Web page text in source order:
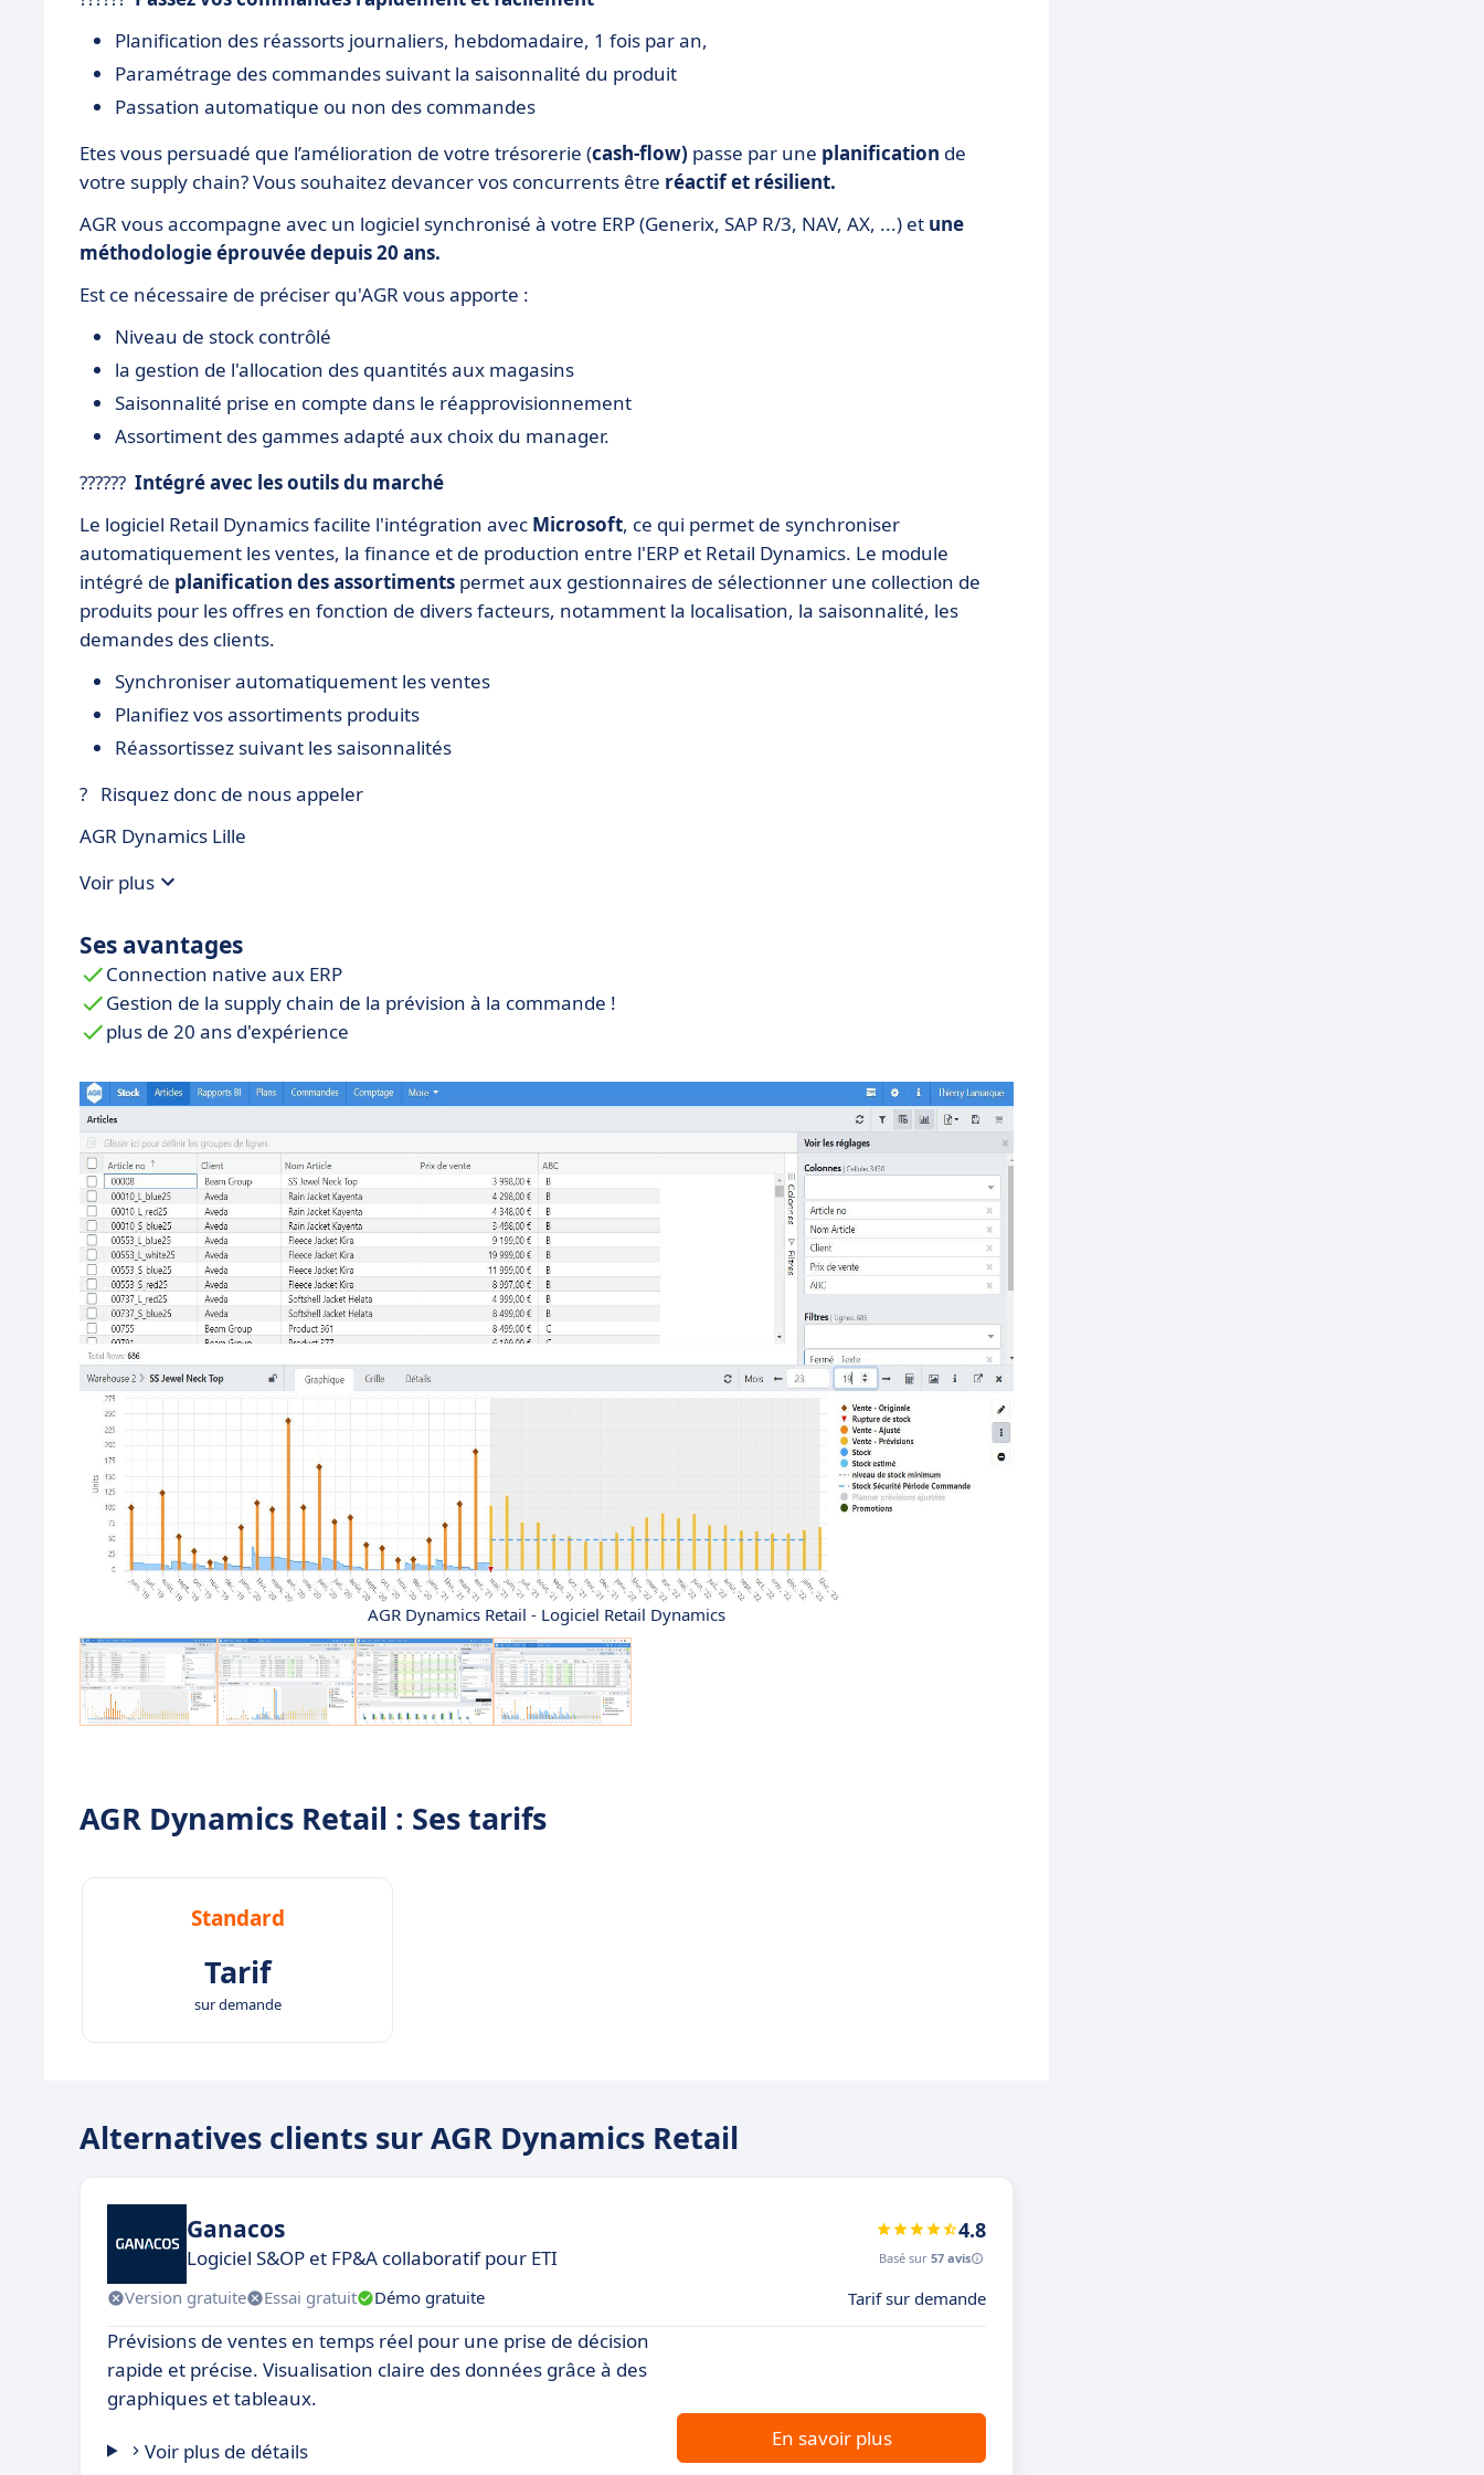
Planification des réassorts journaliers, hebdomadaire, 1 fois par an,
Paramétrage des commandes suivant la saisonnalité du produit
Passation automatique ou non des commandes
Etes vous persuadé que l’amélioration de votre trésorerie (cash-flow) passe par une planification de
votre supply chain? Vous souhaitez devancer vos concurrents être réactif et résilient.
AGR vous accompagne avec un logiciel synchronisé à votre ERP (Generix, SAP R/3, NAV, AX, ...) et une
méthodologie éprouvée depuis 20 ans.
Est ce nécessaire de préciser qu'AGR vous apporte :
Niveau de stock contrôlé
la gestion de l'allocation des quantités aux magasins
Saisonnalité prise en compte dans le réapprovisionnement
Assortiment des gammes adapté aux choix du manager.
?????? Intégré avec les outils du marché
Le logiciel Retail Dynamics facilite l'intégration avec Microsoft, ce qui permet de synchroniser
automatiquement les ventes, la finance et de production entre l'ERP et Retail Dynamics. Le module
intégré de planification des assortiments permet aux gestionnaires de sélectionner une collection de
produits pour les offres en fonction de divers facteurs, notamment la localisation, la saisonnalité, les
demandes des clients.
Synchroniser automatiquement les ventes
Planifiez vos assortiments produits
Réassortissez suivant les saisonnalités
? Risquez donc de nous appeler
AGR Dynamics Lille
Voir plus
Ses avantages
Connection native aux ERP
Gestion de la supply chain de la prévision à la commande !
plus de 20 ans d'expérience
AGR Dynamics Retail - Logiciel Retail Dynamics
AGR Dynamics Retail : Ses tarifs
Standard
Tarif
sur demande
Alternatives clients sur AGR Dynamics Retail
Ganacos
Logiciel S&OP et FP&A collaboratif pour ETI
4.8
Basé sur 57 avis
Version gratuite Essai gratuit Démo gratuite Tarif sur demande
Prévisions de ventes en temps réel pour une prise de décision
rapide et précise. Visualisation claire des données grâce à des
graphiques et tableaux.
Voir plus de détails
En savoir plus